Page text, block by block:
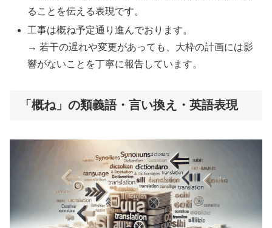
ることを伝える表現です。
工事は概ね予定通り進んでおります。
→ 若干の遅れや変更があっても、大枠の計画には影
響がないことを丁寧に報告しています。
「概ね」の類義語・言い換え・英語表現